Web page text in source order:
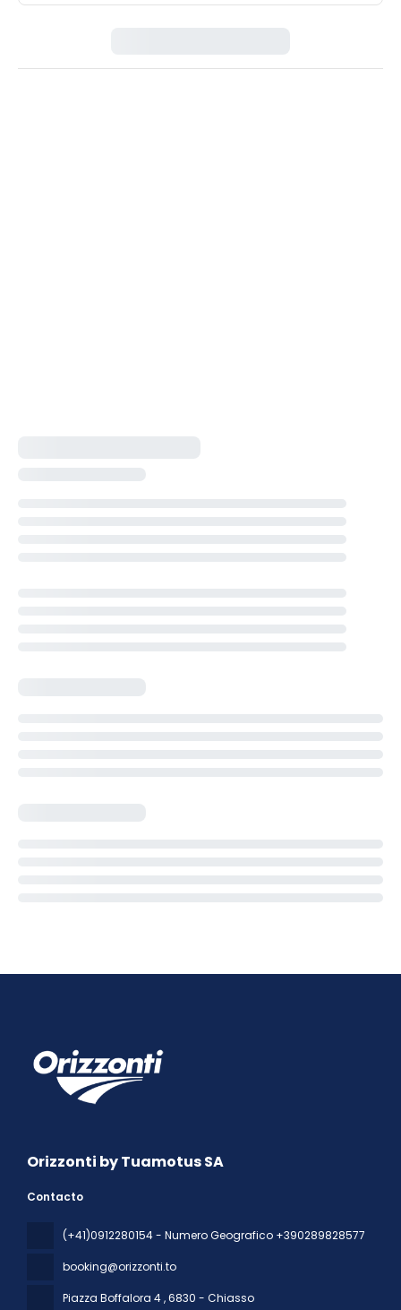
Orizzonti by Tuamotus SA
Contacto
(+41)0912280154 - Numero Geografico +390289828577
booking@orizzonti.to
Piazza Boffalora 4, 6830 - Chiasso